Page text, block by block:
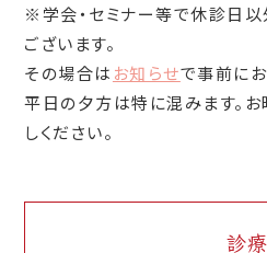
※学会・セミナー等で休診日
ございます。
その場合は お知らせで事前にお
平日の夕方は特に混みます。
しください。
診